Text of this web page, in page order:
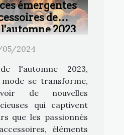
émergentes
de
2023
2024
l'automne 2023,
se transforme,
de nouvelles
qui captivent
que les passionnés
éléments